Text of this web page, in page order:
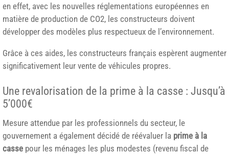
en effet, avec les nouvelles réglementations européennes en
matière de production de CO2, les constructeurs doivent
développer des modèles plus respectueux de l’environnement.
Grâce à ces aides, les constructeurs français espèrent augmenter
significativement leur vente de véhicules propres.
Une revalorisation de la prime à la casse : Jusqu’à
5’000€
Mesure attendue par les professionnels du secteur, le
gouvernement a également décidé de réévaluer la prime à la
casse pour les ménages les plus modestes (revenu fiscal de